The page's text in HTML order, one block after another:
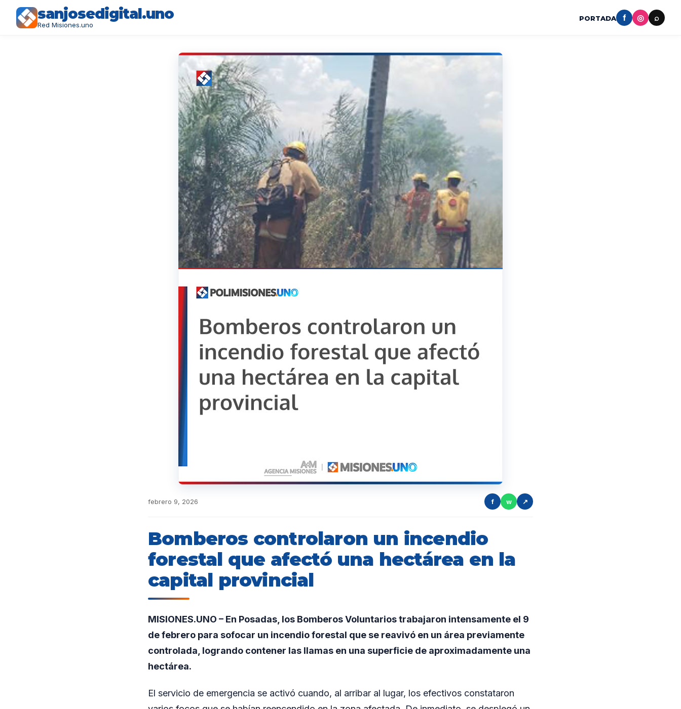
sanjosedigital.uno
Red Misiones.uno
PORTADA f ◎ ⌕
febrero 9, 2026 f w ↗
Bomberos controlaron un incendio
forestal que afectó una hectárea en la
capital provincial
MISIONES.UNO – En Posadas, los Bomberos Voluntarios trabajaron intensamente el 9
de febrero para sofocar un incendio forestal que se reavivó en un área previamente
controlada, logrando contener las llamas en una superficie de aproximadamente una
hectárea.
El servicio de emergencia se activó cuando, al arribar al lugar, los efectivos constataron